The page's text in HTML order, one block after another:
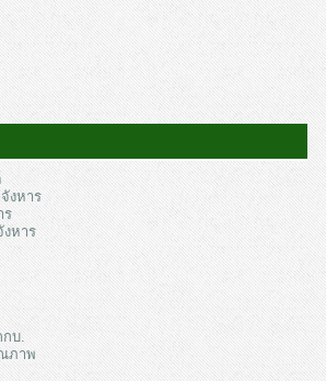
งหาร
ร
งหาร
กบ.
ภาพ